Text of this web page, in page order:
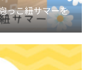
っこ紐サマーを